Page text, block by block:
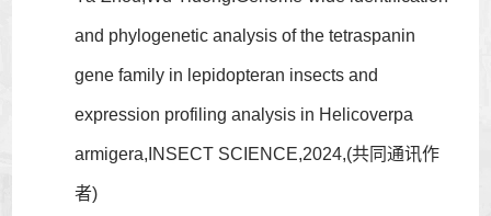
and phylogenetic analysis of the tetraspanin
gene family in lepidopteran insects and
expression profiling analysis in Helicoverpa
armigera,INSECT SCIENCE,2024,(共同通讯作
者)